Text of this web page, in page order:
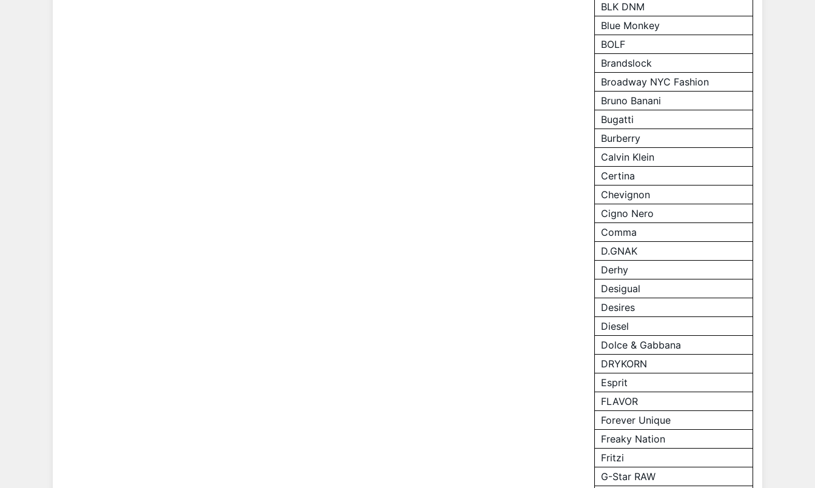
BLK DNM
Blue Monkey
BOLF
Brandslock
Broadway NYC Fashion
Bruno Banani
Bugatti
Burberry
Calvin Klein
Certina
Chevignon
Cigno Nero
Comma
D.GNAK
Derhy
Desigual
Desires
Diesel
Dolce & Gabbana
DRYKORN
Esprit
FLAVOR
Forever Unique
Freaky Nation
Fritzi
G-Star RAW